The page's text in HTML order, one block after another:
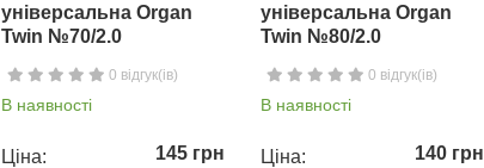
універсальна Organ
Twin №70/2.0
0 відгук(ів)
В наявності
Ціна: 145 грн
універсальна Organ
Twin №80/2.0
0 відгук(ів)
В наявності
Ціна: 140 грн